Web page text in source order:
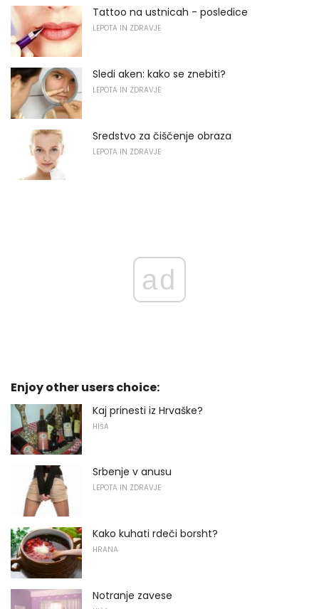
Tattoo na ustnicah - posledice
LEPOTA IN ZDRAVJE
Sledi aken: kako se znebiti?
LEPOTA IN ZDRAVJE
Sredstvo za čiščenje obraza
LEPOTA IN ZDRAVJE
ad
Enjoy other users choice:
Kaj prinesti iz Hrvaške?
HIŠA
Srbenje v anusu
LEPOTA IN ZDRAVJE
Kako kuhati rdeči borsht?
HRANA
Notranje zavese